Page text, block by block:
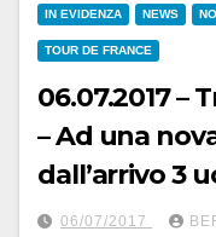
IN EVIDENZA NEWS
TOUR DE FRANCE
06.07.2017 –
– Ad una
dall’arrivo 3
06/07/2017